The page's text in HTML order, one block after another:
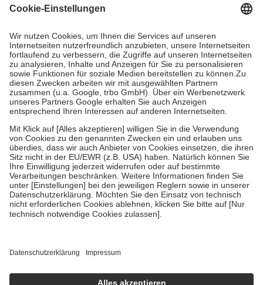
Grundsätzlich leisten Mitglieder Zuzahlungen in Höhe von zehn
höchstens zehn Euro.
Es sind jedoch nie mehr als die tatsächlichen
Kosten der Leistung zu entrichten.
Diese Regeln gelten grundsätzlich auch für Online-Apotheken.
Bei Heilmitteln und häuslicher Krankenpflege beträgt die
Zuzahlung zehn Prozent der Kosten sowie zehn Euro je
Verordnung.
Um das Engagement der Versicherten für ihre eigene Gesundheit zu
stärken und die besondere Stellung der Familie zu unterstützen,
fallenkeine Zuzahlungenan bei:
• Kindern und Jugendlichen bis zum vollendeten 18. Lebensjahr
mit Ausnahme der Fahrkosten
• Untersuchungen zur Vorsorge und Früherkennung, die von der
GKV getragen werden
• empfohlenen Schutzimpfungen
• Harn- und Blutteststreifen
getroffen, um sicherzustellen, dass es sich um echte Bewertungen
https://help.etrusted.com/hc/de/articles/4419944605341